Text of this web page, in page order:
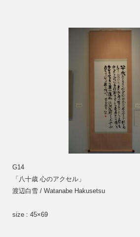
G14
「八十歳 心のアクセル」
渡辺白雪 / Watanabe Hakusetsu
size : 45×69